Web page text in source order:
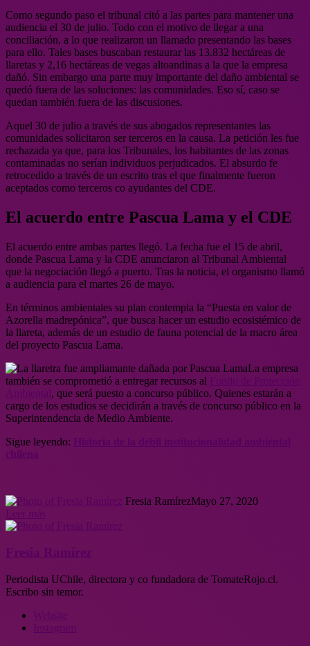
Como segundo paso el tribunal citó a las partes para mantener una
audiencia el 30 de julio. Todo con el motivo de llegar a una
conciliación, a lo que realizaron un llamado presentando las bases
para ello. Tales bases buscaban restaurar las 13.832 hectáreas de
llaretas y 2,16 hectáreas de vegas altoandinas a la que la empresa
dañó. Sin embargo una parte muy importante del daño ambiental se
quedó fuera de las soluciones: las comunidades. Eso sí, caso se
quedan también fuera de las discusiones.
Aquel 30 de julio a través de sus abogados representantes las
comunidades solicitaron ser terceros en la causa. La petición les fue
rechazada ya que, para los Tribunales, los habitantes de las zonas
contaminadas no serían individuos perjudicados. El absurdo fe
retrocedido a través de un escrito tras el que finalmente fueron
aceptados como terceros co ayudantes del CDE.
El acuerdo entre Pascua Lama y el CDE
El acuerdo entre ambas partes llegó. La fecha fue el 15 de abril,
donde Pascua Lama y la CDE anunciaron al Tribunal Ambiental
que la negociación llegó a puerto. Tras la noticia, el organismo llamó
a audiencia para el martes 26 de mayo.
En términos ambientales su plan contempla la “Puesta en valor de
Azorella madrepónica”, que busca hacer un estudio ecosistémico de
la llareta, además de un estudio de fauna potencial de la macro área
del proyecto Pascua Lama.
La empresa
también se comprometió a entregar recursos al
, que será puesto a concurso público. Quienes estarán a
cargo de los estudios se decidirán a través de concurso público en la
Superintendencia de Medio Ambiente.
Sigue leyendo:
Fresia RamírezMayo 27, 2020
Periodista UChile, directora y co fundadora de TomateRojo.cl.
Escribo sin temor.